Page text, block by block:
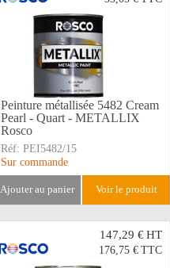
Peinture métallisée 5482 Cream
Pearl - Quart - METALLIX
Rosco
Réf: PEI5482/15
Sur commande
ajouter au panier voir le produit
147,29 €HT
176,75 € TTC